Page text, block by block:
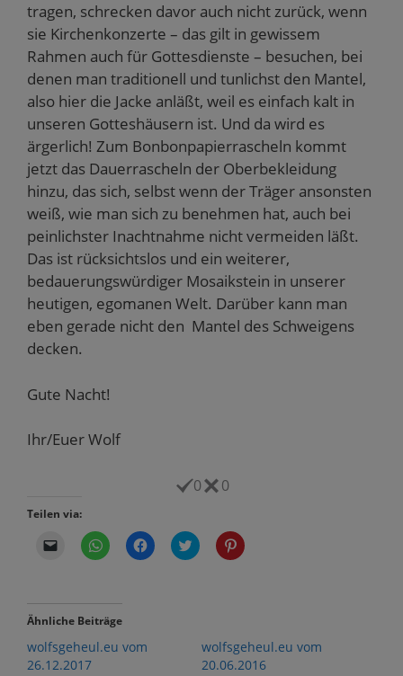
tragen, schrecken davor auch nicht zurück, wenn
sie Kirchenkonzerte – das gilt in gewissem
Rahmen auch für Gottesdienste – besuchen, bei
denen man traditionell und tunlichst den Mantel,
also hier die Jacke anläßt, weil es einfach kalt in
unseren Gotteshäusern ist. Und da wird es
ärgerlich! Zum Bonbonpapierrascheln kommt
jetzt das Dauerrascheln der Oberbekleidung
hinzu, das sich, selbst wenn der Träger ansonsten
weiß, wie man sich zu benehmen hat, auch bei
peinlichster Inachtnahme nicht vermeiden läßt.
Das ist rücksichtslos und ein weiterer,
bedauerungswürdiger Mosaikstein in unserer
heutigen, egomanen Welt. Darüber kann man
eben gerade nicht den Mantel des Schweigens
decken.
Gute Nacht!
Ihr/Euer Wolf
0 0
Teilen via:
e
,
m
e
i
K
l
e
,
m
K
l
K
l
K
l
u
f
P
Ähnliche Beiträge
wolfsgeheul.eu vom
26.12.2017
wolfsgeheul.eu vom
20.06.2016